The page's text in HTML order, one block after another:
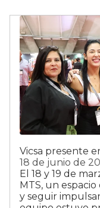
Vicsa presente
18 de junio de
El 18 y 19 de
MTS, un
y seguir